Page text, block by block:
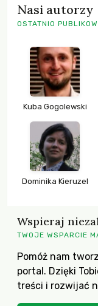
Nasi autorzy
OSTATNIO
Kuba Gogolewski
Dominika Kieruzel
Wspieraj
TWOJE WSPARCIE
Pomóż nam
portal. Dzięki
treści i rozwijać